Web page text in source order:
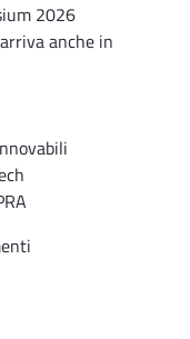
2026
anche in